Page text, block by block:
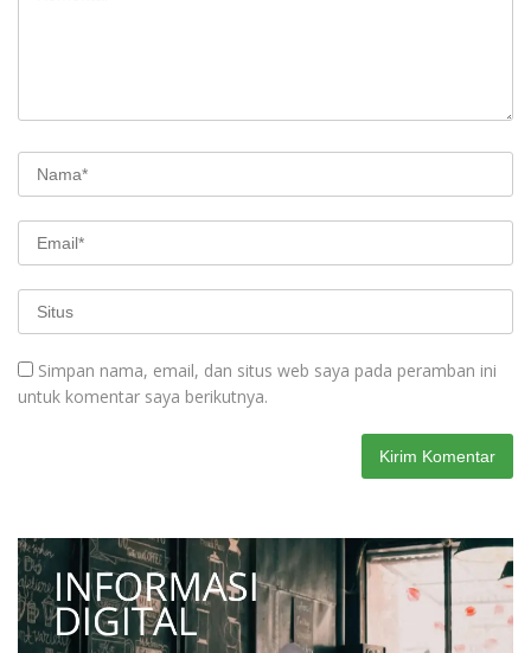
Simpan nama, email, dan situs web saya pada peramban ini
untuk komentar saya berikutnya.